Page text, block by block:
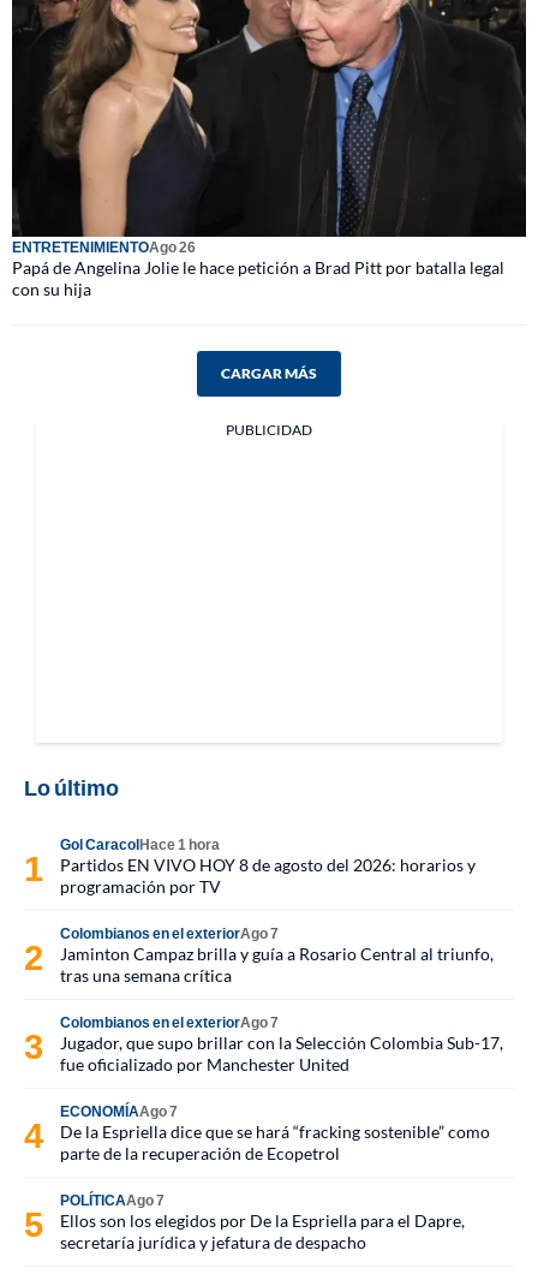
ENTRETENIMIENTOAgo 26
Papá de Angelina Jolie le hace petición a Brad Pitt por batalla legal
con su hija
CARGAR MÁS
PUBLICIDAD
Lo último
Gol CaracolHace 1 hora
Partidos EN VIVO HOY 8 de agosto del 2026: horarios y
programación por TV
Colombianos en el exteriorAgo 7
Jaminton Campaz brilla y guía a Rosario Central al triunfo,
tras una semana crítica
Colombianos en el exteriorAgo 7
Jugador, que supo brillar con la Selección Colombia Sub-17,
fue oficializado por Manchester United
ECONOMÍAAgo 7
De la Espriella dice que se hará “fracking sostenible” como
parte de la recuperación de Ecopetrol
POLÍTICAAgo 7
Ellos son los elegidos por De la Espriella para el Dapre,
secretaría jurídica y jefatura de despacho